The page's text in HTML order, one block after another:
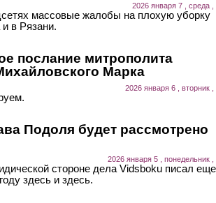
2026 января 7 , среда ,
массовые жалобы на плохую уборку
и в Рязани.
послание митрополита
Марка
2026 января 6 , вторник ,
Подоля будет рассмотрено
2026 января 5 , понедельник ,
стороне дела Vidsboku писал
здесь и здесь.